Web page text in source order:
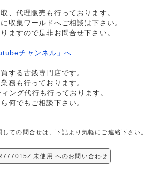
、代理販売も行っております。
収集ワールドへご相談は下さい。
ますので是非お問合せ下さい。
チャンネル」へ
する古銭専門店です。
務も行っております。
ング代行も行っております。
何でもご相談下さい。
の問合せは、下記より気軽にご連絡下さい。
未使用 へのお問い合わせ